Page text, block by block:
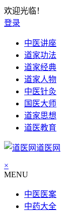
欢迎光临！
登录
中医讲座
道家功法
道家经典
道家人物
中医针灸
国医大师
道家思想
道医教育
道医网
×
MENU
中医医案
中药大全